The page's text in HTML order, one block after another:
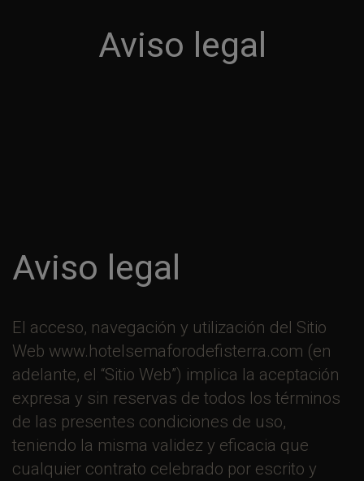
Aviso legal
Aviso legal
El acceso, navegación y utilización del Sitio
Web www.hotelsemaforodefisterra.com (en
adelante, el “Sitio Web”) implica la aceptación
expresa y sin reservas de todos los términos
de las presentes condiciones de uso,
teniendo la misma validez y eficacia que
cualquier contrato celebrado por escrito y